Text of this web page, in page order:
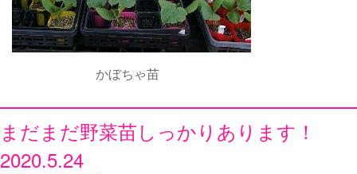
かぼちゃ苗
まだまだ野菜苗しっかりあります！
2020.5.24